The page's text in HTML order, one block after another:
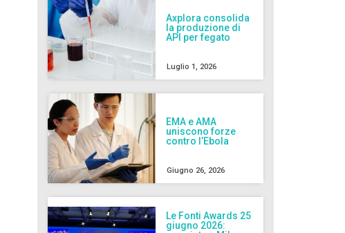
Axplora consolida
la produzione di
API per fegato
Luglio 1, 2026
EMA e AMA
uniscono forze
contro l’Ebola
Giugno 26, 2026
Le Fonti Awards 25
giugno 2026: